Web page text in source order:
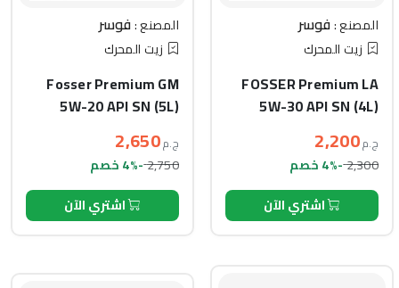
المصنع :فوسر
زيت المحرك
FOSSER Premium LA
5W-30 API SN (4L)
ج.م2,200
2,300-4% خصم
اشتري الآن
المصنع :فوسر
زيت المحرك
Fosser Premium GM
5W-20 API SN (5L)
ج.م2,650
2,750-4% خصم
اشتري الآن